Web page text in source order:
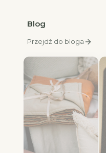
Blog
Przejdź do bloga